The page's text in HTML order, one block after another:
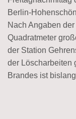
Berlin-
Nach Angaben
Quadratmeter
der Station
der Löscharbeiten
Brandes ist